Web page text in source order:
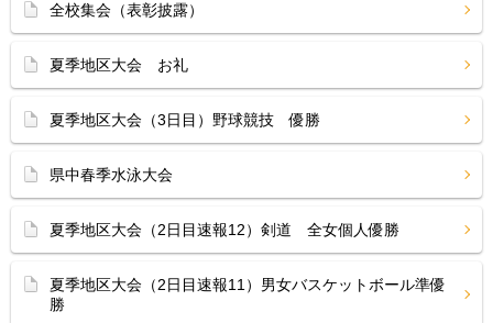
全校集会（表彰披露）
夏季地区大会 お礼
夏季地区大会（3日目）野球競技 優勝
県中春季水泳大会
夏季地区大会（2日目速報12）剣道 全女個人優勝
夏季地区大会（2日目速報11）男女バスケットボール準優
勝